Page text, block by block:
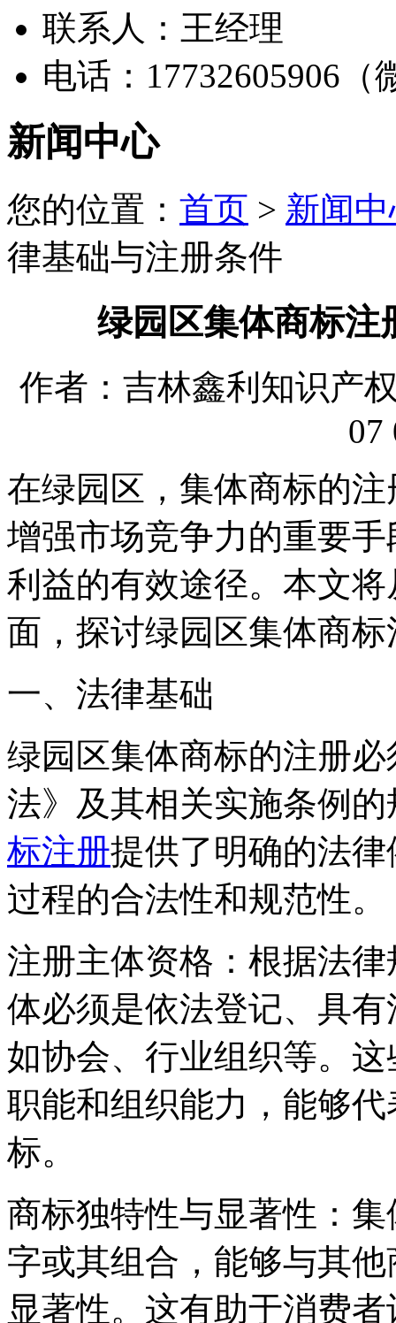
联系人：王经理
电话：17732605906（
新闻中心
您的位置： 首页 > 新闻
律基础与注册条件
绿园区集体商标注
作者：吉林鑫利知识产
07
在绿园区，集体商标的
增强市场竞争力的重要
利益的有效途径。本文
面，探讨绿园区集体商
一、法律基础
绿园区集体商标的注册
法》及其相关实施条例
标注册提供了明确的法
过程的合法性和规范性。
注册主体资格‌：根据法
体必须是依法登记、具
如协会、行业组织等。
职能和组织能力，能够
标。
商标独特性与显著性‌：
字或其组合，能够与其
显著性。这有助于消费